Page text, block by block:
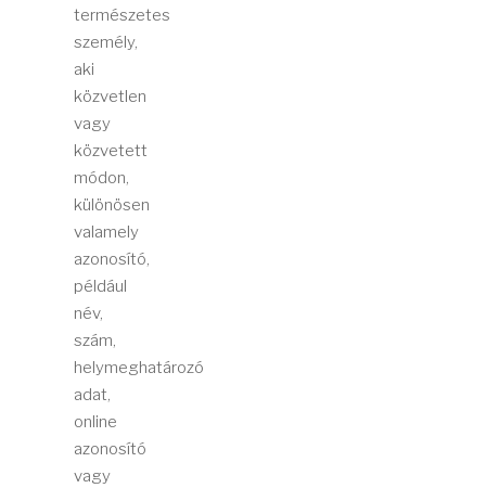
természetes
személy,
aki
közvetlen
vagy
közvetett
módon,
különösen
valamely
azonosító,
például
név,
szám,
helymeghatározó
adat,
online
azonosító
vagy